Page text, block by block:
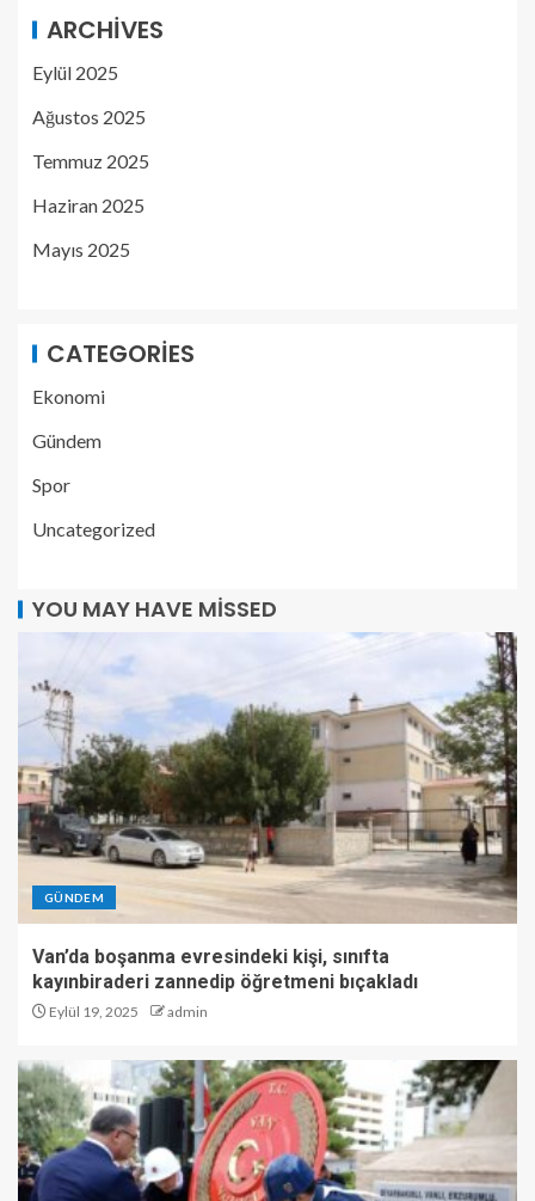
ARCHIVES
Eylül 2025
Ağustos 2025
Temmuz 2025
Haziran 2025
Mayıs 2025
CATEGORIES
Ekonomi
Gündem
Spor
Uncategorized
YOU MAY HAVE MISSED
GÜNDEM
Van’da boşanma evresindeki kişi, sınıfta
kayınbiraderi zannedip öğretmeni bıçakladı
Eylül 19, 2025 admin